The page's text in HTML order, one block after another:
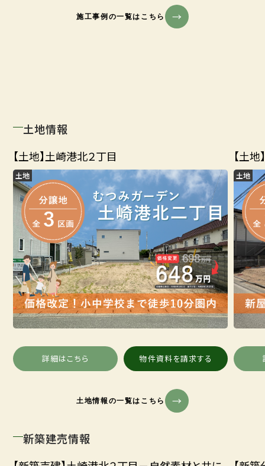
施工事例の一覧はこちら
土地情報
【土地】土崎港北２丁目
土地
詳細はこちら 物件資料を請求する
【土
土地
土地情報の一覧はこちら
新築建売情報